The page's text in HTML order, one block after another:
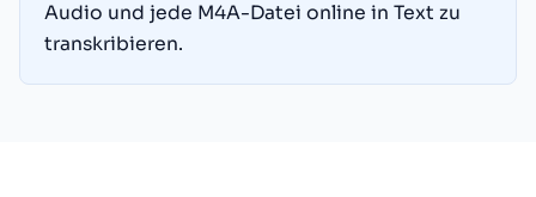
Audio und jede M4A-Datei online in Text zu
transkribieren.